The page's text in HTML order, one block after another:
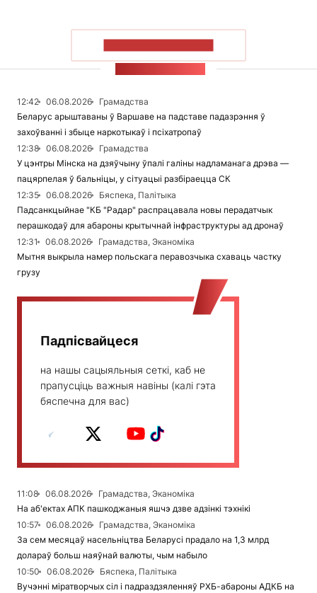
12:42 06.08.2026
Грамадства
Беларус арыштаваны ў Варшаве на падставе падазрэння ў
захоўванні і збыце наркотыкаў і псіхатропаў
12:38
06.08.2026
Грамадства
У цэнтры Мінска на дзяўчыну ўпалі галіны надламанага дрэва —
пацярпелая ў бальніцы, у сітуацыі разбіраецца СК
12:35
06.08.2026
Бяспека, Палітыка
Падсанкцыйнае "КБ "Радар" распрацавала новы перадатчык
перашкодаў для абароны крытычнай інфраструктуры ад дронаў
12:31
06.08.2026
Грамадства, Эканоміка
Мытня выкрыла намер польскага перавозчыка схаваць частку
грузу
Падпісвайцеся
на нашы сацыяльныя сеткі, каб не
прапусціць важныя навіны (калі гэта
бяспечна для вас)
11:08 06.08.2026
Грамадства, Эканоміка
На аб'ектах АПК пашкоджаныя яшчэ дзве адзінкі тэхнікі
10:57
06.08.2026
Грамадства, Эканоміка
За сем месяцаў насельніцтва Беларусі прадало на 1,3 млрд
долараў больш наяўнай валюты, чым набыло
10:50
06.08.2026
Бяспека, Палітыка
Вучэнні міратворчых сіл і падраздзяленняў РХБ-абароны АДКБ на